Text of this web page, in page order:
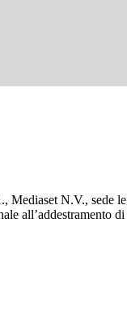
N.V., sede
all’addestramento